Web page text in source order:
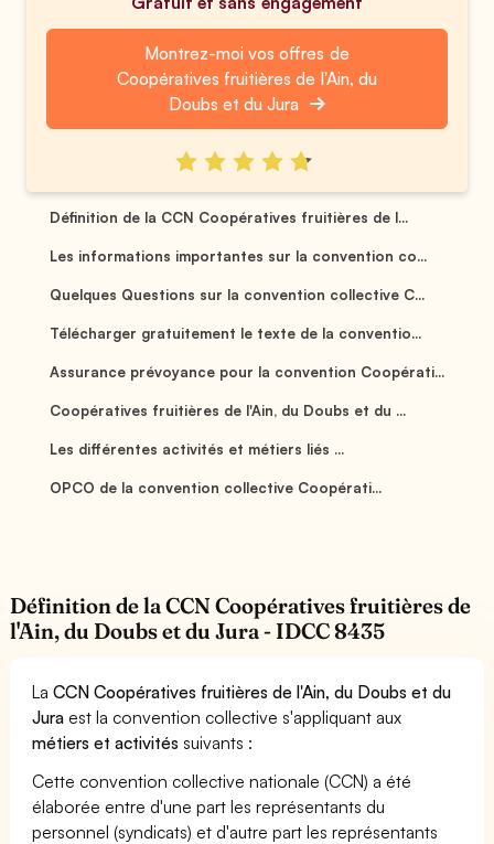
Montrez-moi vos offres de
Coopératives fruitières de l'Ain, du
Doubs et du Jura
Définition de la CCN Coopératives fruitières de l...
Les informations importantes sur la convention co...
Quelques Questions sur la convention collective C...
Télécharger gratuitement le texte de la conventio...
Assurance prévoyance pour la convention Coopérati...
Coopératives fruitières de l'Ain, du Doubs et du ...
Les différentes activités et métiers liés ...
OPCO de la convention collective Coopérati...
Définition de la CCN Coopératives fruitières de
l'Ain, du Doubs et du Jura - IDCC 8435
LaCCN Coopératives fruitières de l'Ain, du Doubs et du
Jura est la convention collective s'appliquant aux
métiers et activités suivants :
Cette convention collective nationale (CCN) a été
élaborée entre d'une part les représentants du
personnel (syndicats) et d'autre part les représentants